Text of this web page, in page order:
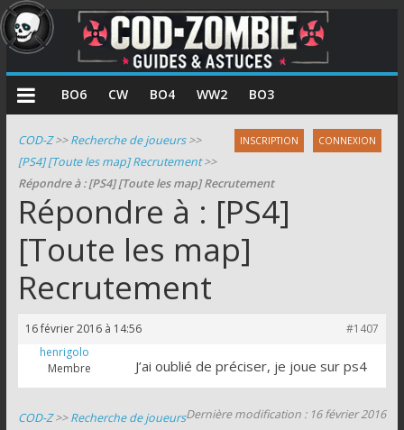
COD
Zombie
Guides
et
astuces
pour
mode
zombie
de
Call
Duty
BO6 CW BO4 WW2 BO3
INSCRIPTION CONNEXION
COD-Z>>Recherche de joueurs>>
[PS4] [Toute les map] Recrutement>>
Répondre à : [PS4] [Toute les map] Recrutement
Répondre à : [PS4]
[Toute les map]
Recrutement
16 février 2016 à 14:56
#1407
henrigolo
Membre
J’ai oublié de préciser, je joue sur ps4
Dernière modification : 16 février 2016
COD-Z>>Recherche de joueurs